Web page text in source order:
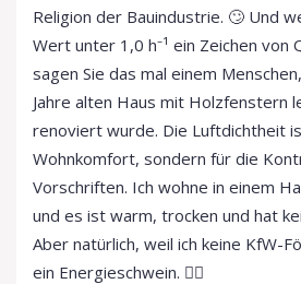
Religion der Bauindustrie. 🙄 Und
Wert unter 1,0 h⁻¹ ein Zeichen
sagen Sie das mal einem
Jahre alten Haus mit Holzfenstern
renoviert wurde. Die Luftdichtheit
Wohnkomfort, sondern für die
Vorschriften. Ich wohne in einem
und es ist warm, trocken und hat
Aber natürlich, weil ich keine KfW-
ein Energieschwein. 🤷‍♀️